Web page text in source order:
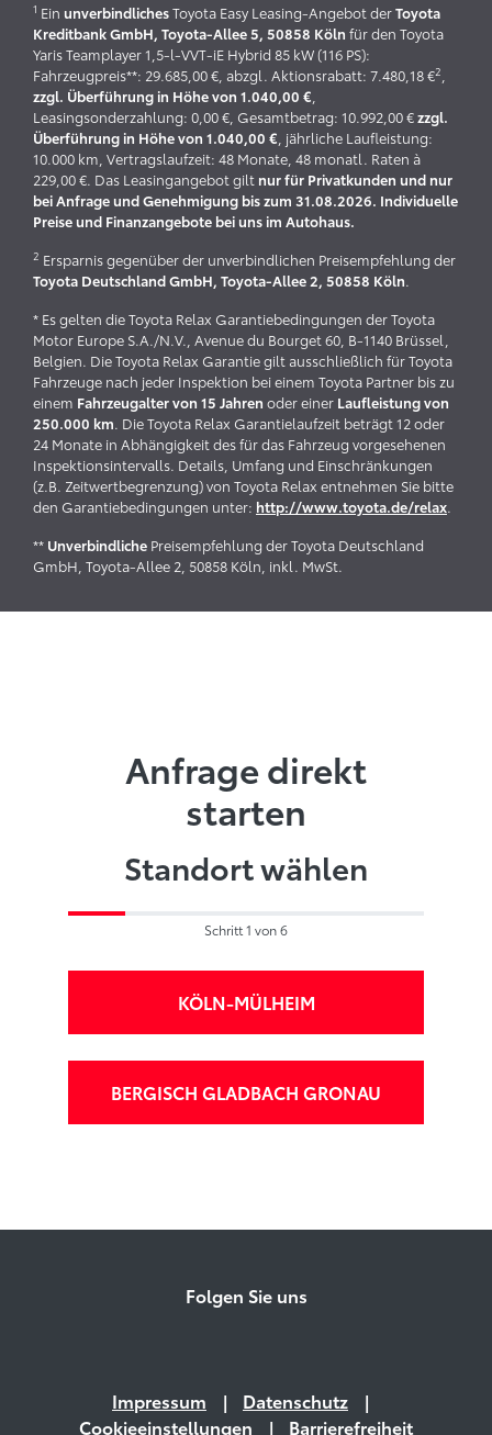
1 Ein unverbindlichesToyota Easy Leasing-Angebot derToyota
Kreditbank GmbH, Toyota-Allee 5, 50858 Köln für den Toyota
Yaris Teamplayer 1,5-l-VVT-iE Hybrid 85 kW (116 PS):
Fahrzeugpreis**: 29.685,00 €, abzgl. Aktionsrabatt: 7.480,18 €2
zzgl. Überführung in Höhe von 1.040,00 €
Leasingsonderzahlung: 0,00 €, Gesamtbetrag: 10.992,00 €zzgl.
Überführung in Höhe von 1.040,00 € , jährliche Laufleistung:
10.000 km, Vertragslaufzeit: 48 Monate, 48 monatl. Raten à
229,00 €. Das Leasingangebot gilt nur für Privatkunden und nur
bei Anfrage und Genehmigung bis zum 31.08.2026. Individuelle
Preise und Finanzangebote bei uns im Autohaus.
2 Ersparnis gegenüber der unverbindlichen Preisempfehlung der
Toyota Deutschland GmbH, Toyota-Allee 2, 50858 Köln.
* Es gelten die Toyota Relax Garantiebedingungen der Toyota
Motor Europe S.A./N.V., Avenue du Bourget 60, B-1140 Brüssel,
Belgien. Die Toyota Relax Garantie gilt ausschließlich für Toyota
Fahrzeuge nach jeder Inspektion bei einem Toyota Partner bis zu
einem Fahrzeugalter von 15 Jahren oder einer Laufleistung von
250.000 km. Die Toyota Relax Garantielaufzeit beträgt 12 oder
24 Monate in Abhängigkeit des für das Fahrzeug vorgesehenen
Inspektionsintervalls. Details, Umfang und Einschränkungen
(z.B. Zeitwertbegrenzung) von Toyota Relax entnehmen Sie bitte
den Garantiebedingungen unter: http://www.toyota.de/relax.
** Unverbindliche Preisempfehlung der Toyota Deutschland
GmbH, Toyota-Allee 2, 50858 Köln, inkl. MwSt.
Anfrage direkt
starten
Standort wählen
Schritt 1 von 6
KÖLN-MÜLHEIM
BERGISCH GLADBACH GRONAU
Folgen Sie uns
Impressum
Datenschutz
Cookieeinstellungen
Barrierefreiheit